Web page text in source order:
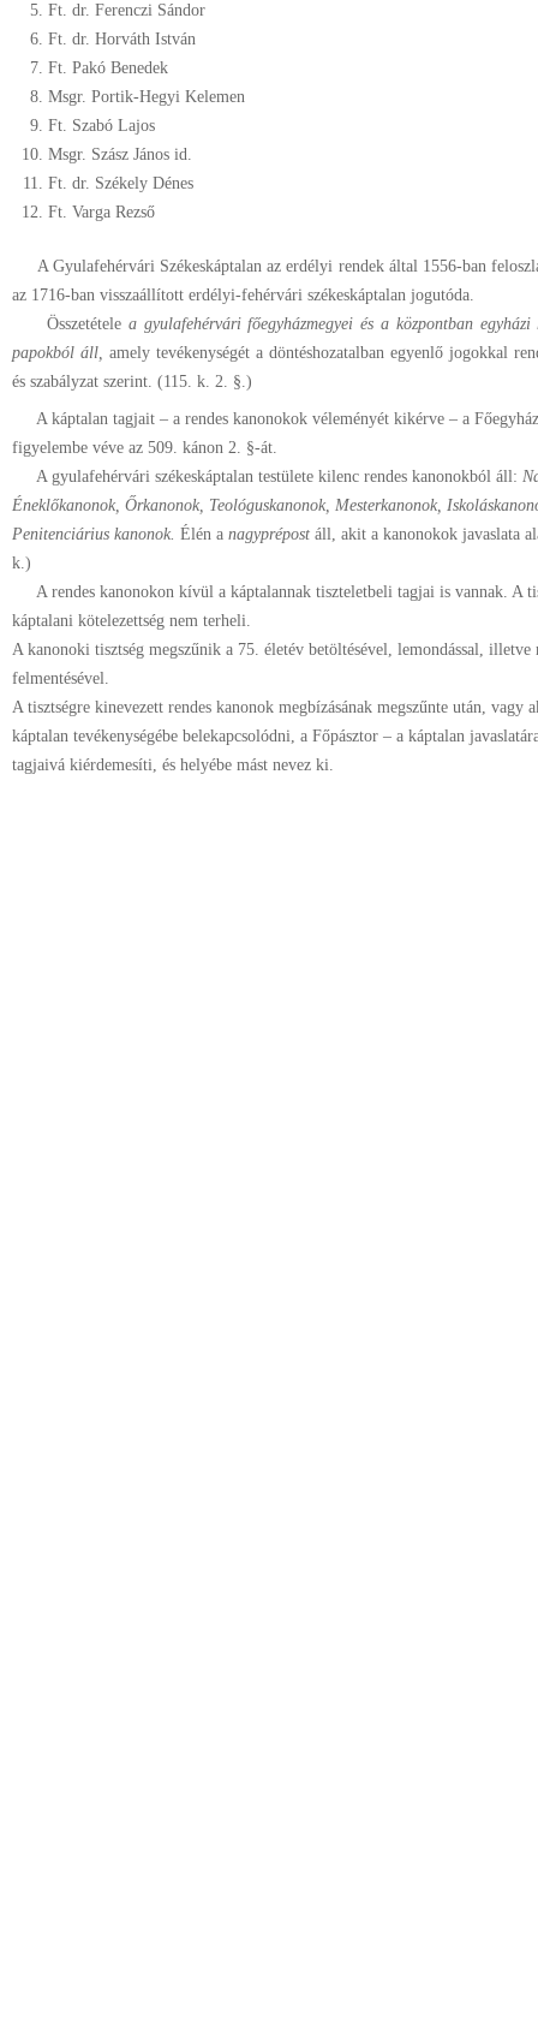
Ft. dr. Ferenczi Sándor
Ft. dr. Horváth István
Ft. Pakó Benedek
Msgr. Portik-Hegyi Kelemen
Ft. Szabó Lajos
Msgr. Szász János id.
Ft. dr. Székely Dénes
Ft. Varga Rezső
A Gyulafehérvári Székeskáptalan az erdélyi rendek által 1556-ban
az 1716-ban visszaállított erdélyi-fehérvári székeskáptalan jogutóda.
Összetétele a gyulafehérvári főegyházmegyei és a központban
papokból áll, amely tevékenységét a döntéshozatalban egyenlő jogokkal
és szabályzat szerint. (115. k. 2. §.)
A káptalan tagjait – a rendes kanonokok véleményét kikérve – a
figyelembe véve az 509. kánon 2. §-át.
A gyulafehérvári székeskáptalan testülete kilenc rendes kanonokból áll:
Éneklőkanonok, Őrkanonok, Teológuskanonok, Mester­kanonok,
Penitenciárius kanonok. Élén a nagyprépost áll, akit a kanonokok javaslata
k.)
A rendes kanonokon kívül a káptalannak tiszteletbeli tagjai is vannak. A
káptalani kötelezettség nem terheli.
A kanonoki tisztség megszűnik a 75. életév betöltésével, lemondással,
felmentésével.
A tisztségre kinevezett rendes kanonok megbízásának megszűnte után, vagy
káptalan tevékenységébe belekapcsolódni, a Főpásztor – a káptalan
tagjaivá kiérdemesíti, és helyébe mást nevez ki.